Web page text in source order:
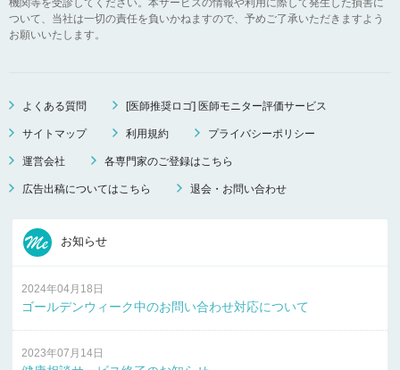
機関等を受診してください。本サービスの情報や利用に際して発生した損害に
ついて、当社は一切の責任を負いかねますので、予めご了承いただきますよう
お願いいたします。
よくある質問 [医師推奨ロゴ] 医師モニター評価サービス
サイトマップ 利用規約 プライバシーポリシー
運営会社 各専門家のご登録はこちら
広告出稿についてはこちら 退会・お問い合わせ
お知らせ
2024年04月18日
ゴールデンウィーク中のお問い合わせ対応について
2023年07月14日